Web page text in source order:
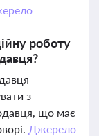
роботу
з
що має
Джерело